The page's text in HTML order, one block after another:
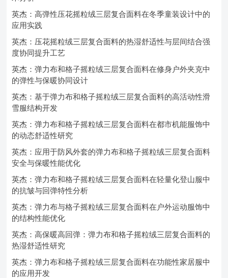
英杰：高弹性压花摇粒绒三层复合面料在冬季童装设计中的
应用实践
英杰：压花摇粒绒三层复合面料的热湿舒适性与层间结合强
度协同提升工艺
英杰：弹力布和格子摇粒绒三层复合面料在修身户外夹克中
的弹性与保暖协同设计
英杰：基于弹力布和格子摇粒绒三层复合面料的高活动性滑
雪服结构开发
英杰：弹力布和格子摇粒绒三层复合面料在都市机能服饰中
的动态舒适性研究
英杰：应用于防风外套的弹力布和格子摇粒绒三层复合面料
安全与保暖性能优化
英杰：弹力布和格子摇粒绒三层复合面料在轻量化登山服中
的抗皱与回弹特性分析
英杰：弹力布与格子摇粒绒三层复合面料在户外运动服饰中
的结构性能优化
英杰：高保暖高回弹：弹力布和格子摇粒绒三层复合面料的
热湿舒适性研究
英杰：弹力布和格子摇粒绒三层复合面料在功能性家居服中
的应用开发